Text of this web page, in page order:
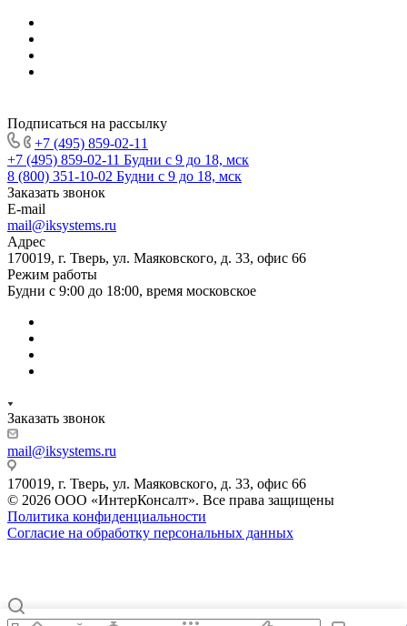
Подписаться на рассылку
+7 (495) 859-02-11
+7 (495) 859-02-11 Будни с 9 до 18, мск
8 (800) 351-10-02 Будни с 9 до 18, мск
Заказать звонок
E-mail
mail@iksystems.ru
Адрес
170019, г. Тверь, ул. Маяковского, д. 33, офис 66
Режим работы
Будни с 9:00 до 18:00, время московское
Заказать звонок
mail@iksystems.ru
170019, г. Тверь, ул. Маяковского, д. 33, офис 66
© 2026 ООО «ИнтерКонсалт». Все права защищены
Политика конфиденциальности
Согласие на обработку персональных данных